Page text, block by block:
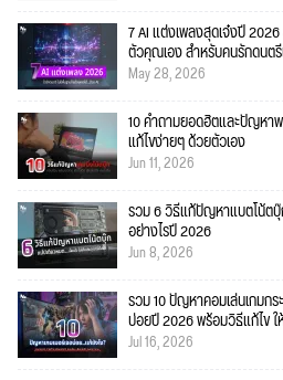
7 AI แต่งเพลงสุดเจ๋งปี
ตัวคุณเอง สำหรับคนรักดนตรี
May 28, 2026
10 คำถามยอดฮิตและปัญหา
แก้ไขง่ายๆ ด้วยตัวเอง
Jun 11, 2026
รวม 6 วิธีแก้ปัญหาแบตโน้ตบุ๊
อย่างไรปี 2026
Jun 8, 2026
รวม 10 ปัญหาคอมเล่นเกมกร
บ่อยปี 2026 พร้อมวิธีแก้ไข
Jul 16, 2026